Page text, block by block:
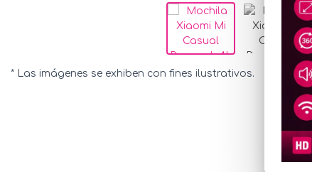
* Las imágenes se exhiben con fines ilustrativos.